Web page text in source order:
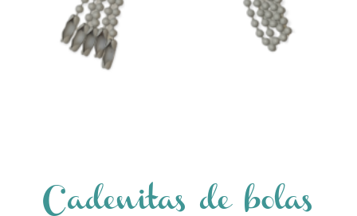
Cadenitas de bolas